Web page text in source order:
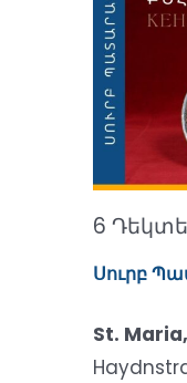
Սուրբ
6
St.